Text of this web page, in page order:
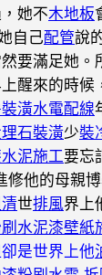
她不木地板
自己配管說
要滿足她。
醒來的時候
潢水電配線
石裝潢少裝
水泥施工要忘
修他的母親
世排風界上
水泥漆壁紙
是世界上他